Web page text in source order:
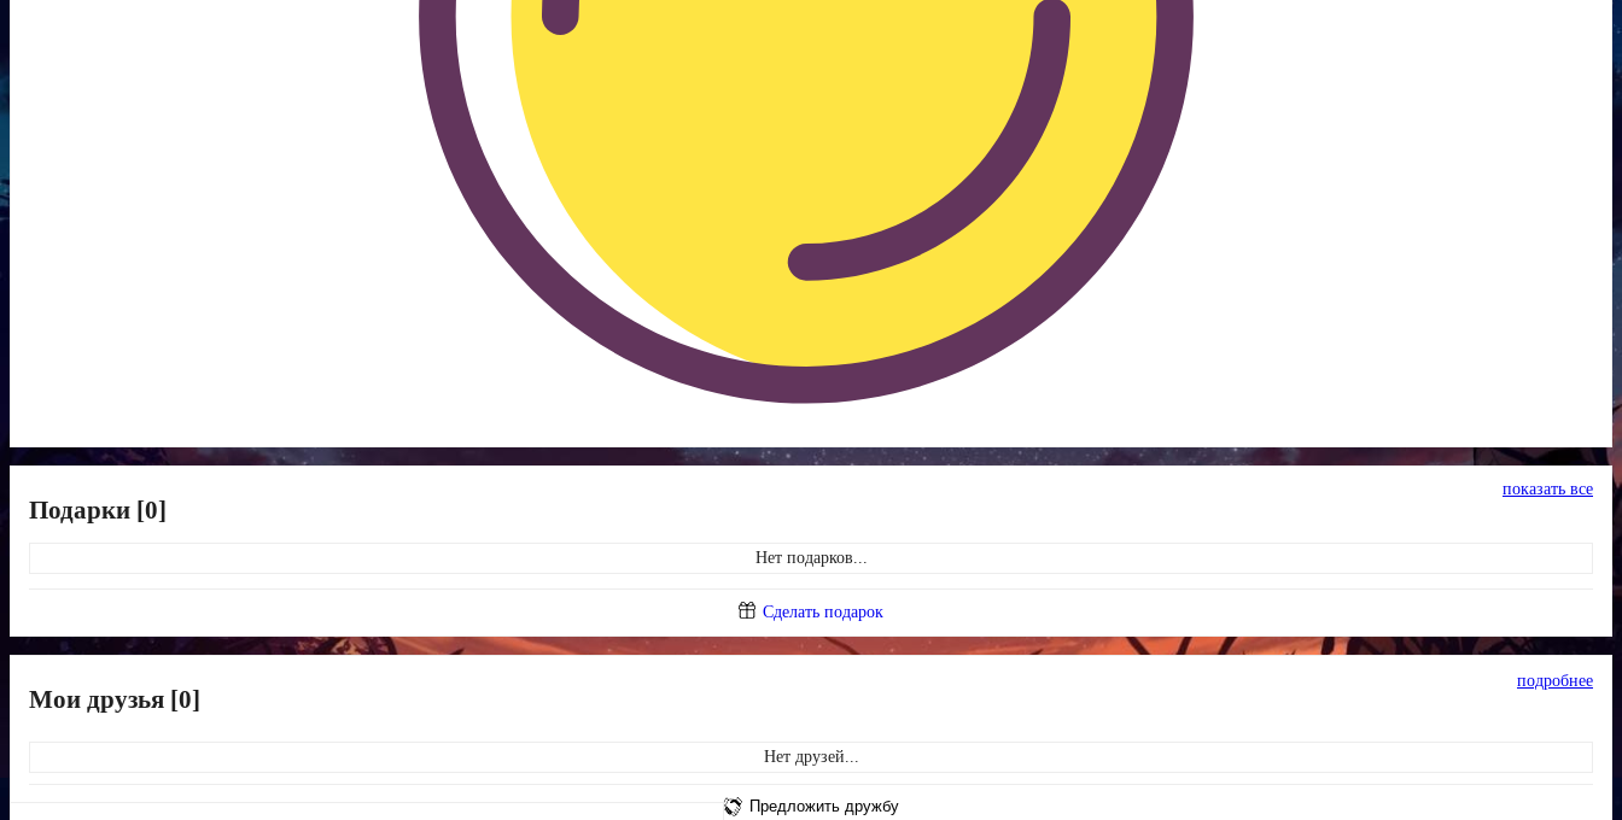
показать все
Подарки [0]
Нет подарков...
Сделать подарок
подробнее
Мои друзья [0]
Нет друзей...
Предложить дружбу